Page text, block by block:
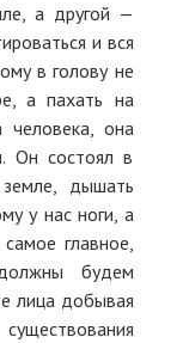
а другой —
и вся
в голову не
а пахать на
человека, она
Он состоял в
дышать
у нас ноги, а
главное,
будем
лица добывая